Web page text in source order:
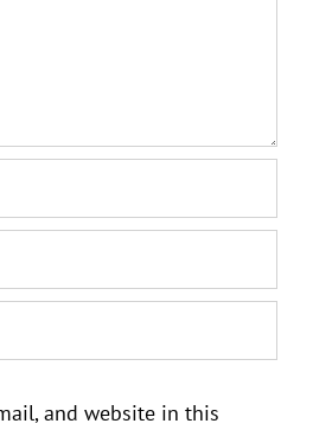
and website in this